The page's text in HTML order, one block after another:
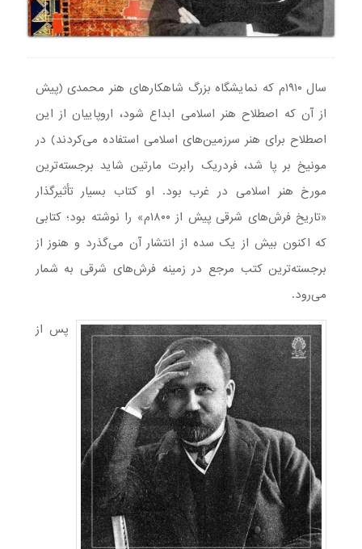
سال ۱۹۱۰م که نمایشگاه بزرگ شاهکارهای هنر محمدی (پیش
از آن که اصطلاح هنر اسلامی ابداع شود، اروپاییان از این
اصطلاح برای هنر سرزمین‌های اسلامی استفاده می‌کردند) در
مونیخ بر پا شد، فردریک رابرت مارتین شاید برجسته‌ترین
مورخ هنر اسلامی در غرب بود. او کتاب بسیار تأثیرگذار
«تاریخ فرش‌های شرقی پیش از ۱۸۰۰م» را نوشته بود؛ کتابی
که اکنون بیش از یک سده از انتشار آن می‌گذرد و هنوز از
برجسته‌ترین کتب مرجع در زمینه فرش‌های شرقی به شمار
می‌رود.
پس از